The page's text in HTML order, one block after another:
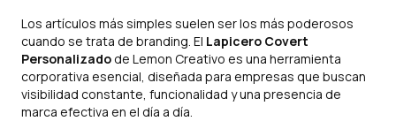
Los artículos más simples suelen ser los más poderosos
cuando se trata de branding. El Lapicero Covert
Personalizado de Lemon Creativo es una herramienta
corporativa esencial, diseñada para empresas que buscan
visibilidad constante, funcionalidad y una presencia de
marca efectiva en el día a día.